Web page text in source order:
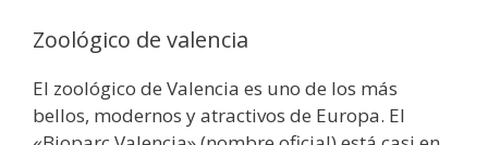
Zoológico de valencia
El zoológico de Valencia es uno de los más
bellos, modernos y atractivos de Europa. El